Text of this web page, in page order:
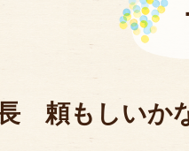
頼もしいか